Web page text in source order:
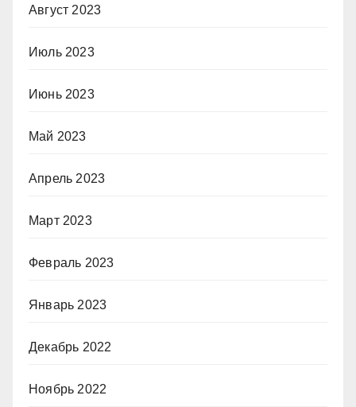
Август 2023
Июль 2023
Июнь 2023
Май 2023
Апрель 2023
Март 2023
Февраль 2023
Январь 2023
Декабрь 2022
Ноябрь 2022